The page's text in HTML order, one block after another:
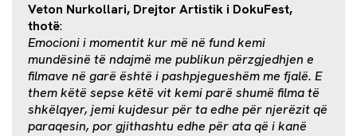
Veton Nurkollari, Drejtor Artistik i DokuFest,
thotë:
Emocioni i momentit kur më në fund kemi
mundësinë të ndajmë me publikun përzgjedhjen e
filmave në garë është i pashpjegueshëm me fjalë. E
them këtë sepse këtë vit kemi parë shumë filma të
shkëlqyer, jemi kujdesur për ta edhe për njerëzit që
paraqesin, por gjithashtu edhe për ata që i kanë